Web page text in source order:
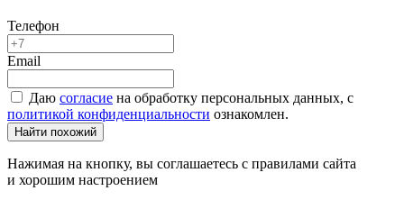
Телефон
Email
Даю согласие на обработку персональных данных, с
политикой конфиденциальности ознакомлен.
Найти похожий
Нажимая на кнопку, вы соглашаетесь с правилами сайта
и хорошим настроением